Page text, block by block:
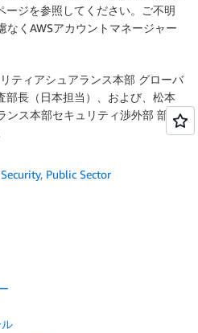
ージを参照してください。ご不明
なくAWSアカウントマネージャー
ティアシュアランス本部 グローバ
部長（日本担当）、および、松本
ンス本部セキュリティ渉外部 部
, Public Sector